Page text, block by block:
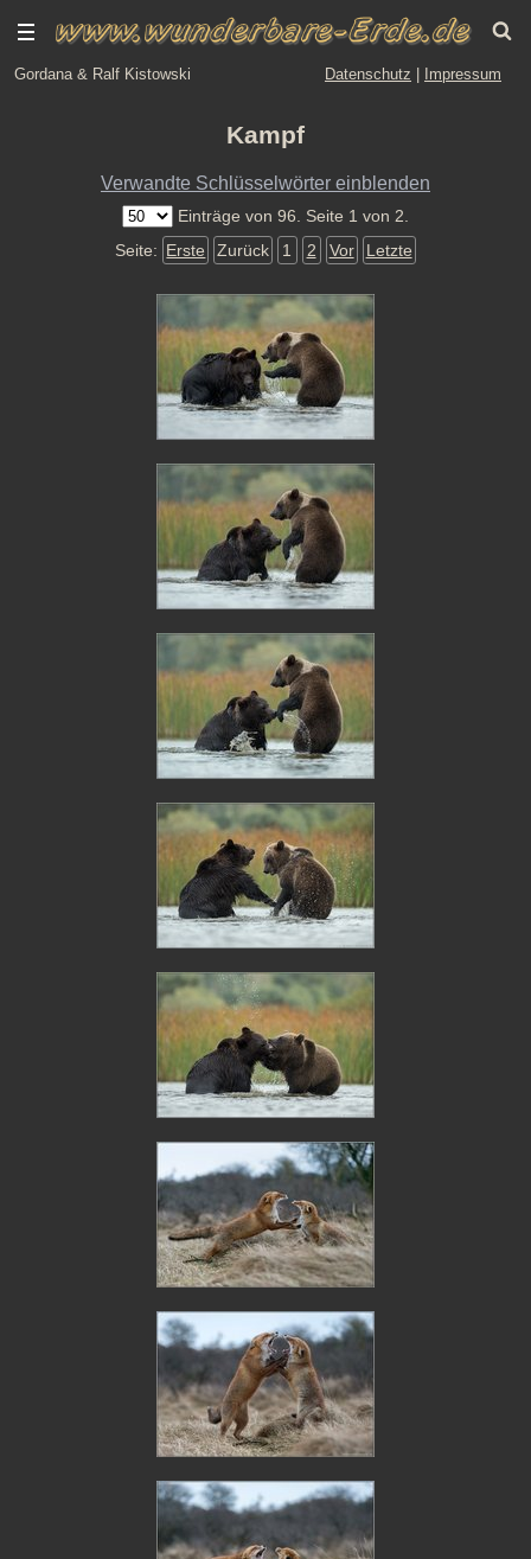
Gordana & Ralf Kistowski Datenschutz Impressum
Kampf
Verwandte Schlüsselwörter einblenden
Einträge von 96. Seite 1 von 2.
Seite: Erste Zurück 1 2 Vor Letzte